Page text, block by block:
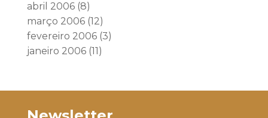
abril 2006(8)
março 2006(12)
fevereiro 2006(3)
janeiro 2006(11)